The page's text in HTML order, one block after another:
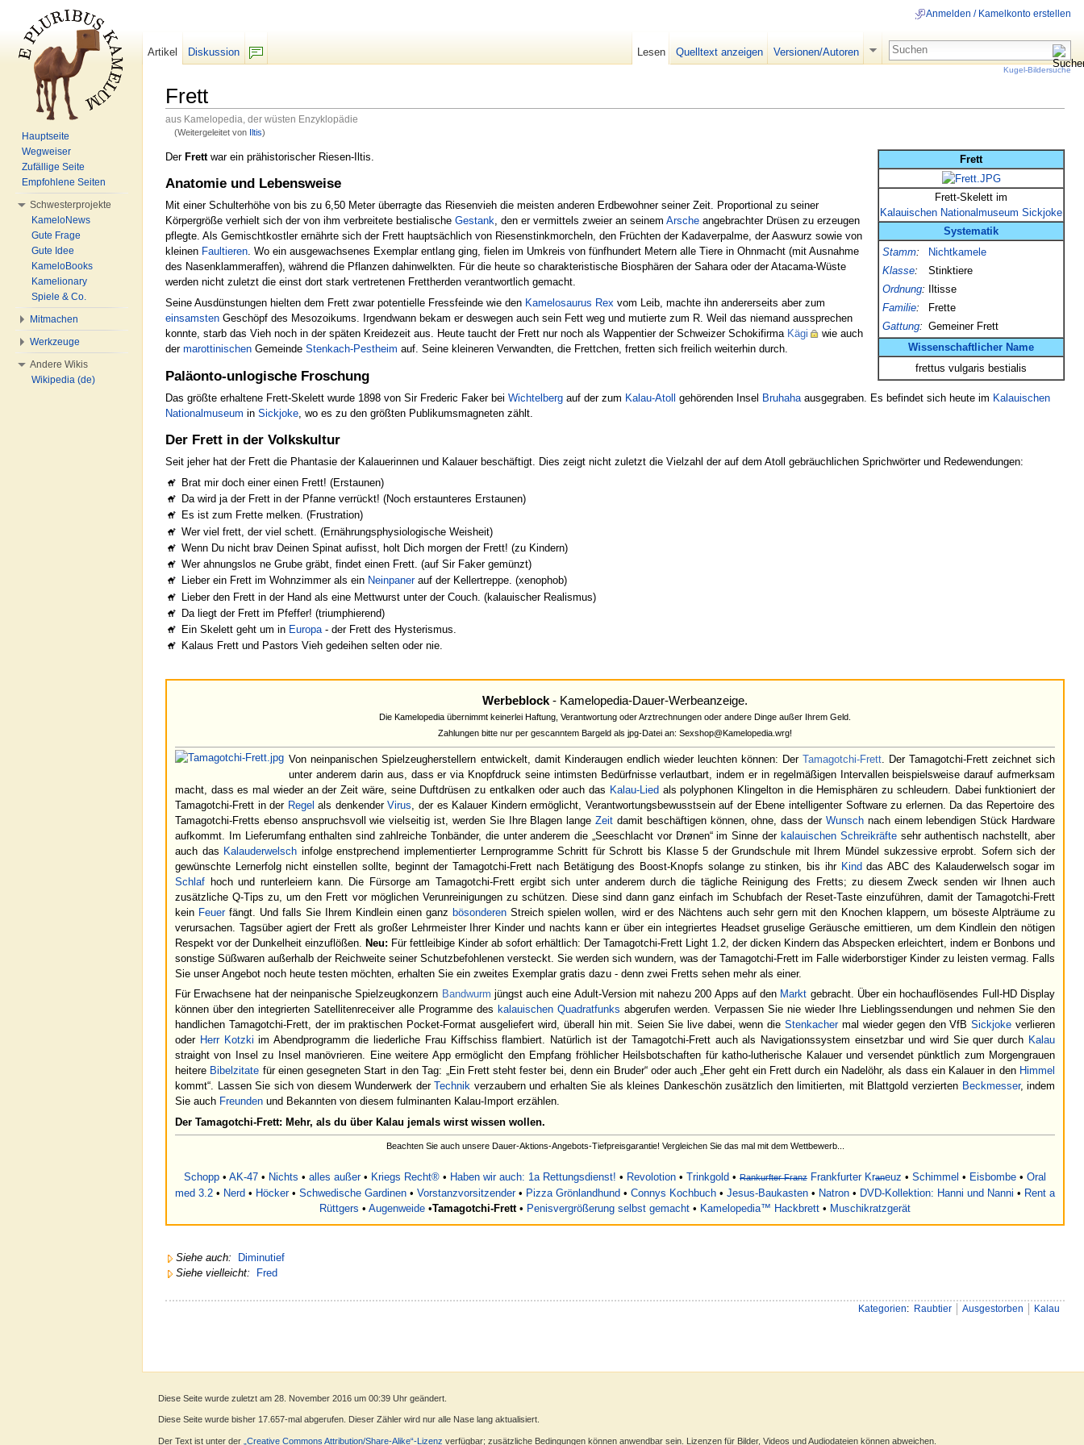
Frett
aus Kamelopedia, der wüsten Enzyklopädie
(Weitergeleitet von Iltis)
Frett
Frett-Skelett im
Kalauischen Nationalmuseum Sickjoke
Systematik
Stamm:
Nichtkamele
Klasse:
Stinktiere
Ordnung: Iltisse
Familie:
Frette
Gattung: Gemeiner Frett
Wissenschaftlicher Name
frettus vulgaris bestialis
Der Frettwar ein prähistorischer Riesen-Iltis.
Anatomie und Lebensweise
Mit einer Schulterhöhe von bis zu 6,50 Meter überragte das Riesenvieh die meisten anderen Erdbewohner seiner Zeit. Proportional zu seiner
Körpergröße verhielt sich der von ihm verbreitete bestialische Gestank, den er vermittels zweier an seinem Arsche angebrachter Drüsen zu erzeugen
pflegte. Als Gemischtkostler ernährte sich der Frett hauptsächlich von Riesenstinkmorcheln, den Früchten der Kadaverpalme, der Aaswurz sowie von
kleinen Faultieren. Wo ein ausgewachsenes Exemplar entlang ging, fielen im Umkreis von fünfhundert Metern alle Tiere in Ohnmacht (mit Ausnahme
des Nasenklammeraffen), während die Pflanzen dahinwelkten. Für die heute so charakteristische Biosphären der Sahara oder der Atacama-Wüste
werden nicht zuletzt die einst dort stark vertretenen Frettherden verantwortlich gemacht.
Seine Ausdünstungen hielten dem Frett zwar potentielle Fressfeinde wie den Kamelosaurus Rex vom Leib, machte ihn andererseits aber zum
einsamsten Geschöpf des Mesozoikums. Irgendwann bekam er deswegen auch sein Fett weg und mutierte zum R. Weil das niemand aussprechen
konnte, starb das Vieh noch in der späten Kreidezeit aus. Heute taucht der Frett nur noch als Wappentier der Schweizer Schokifirma Kägi
wie auch
der marottinischen Gemeinde Stenkach-Pestheim auf. Seine kleineren Verwandten, die Frettchen, fretten sich freilich weiterhin durch.
Paläonto-unlogische Froschung
Das größte erhaltene Frett-Skelett wurde 1898 von Sir Frederic Faker bei Wichtelberg auf der zum Kalau-Atoll gehörenden Insel Bruhaha ausgegraben. Es befindet sich heute im Kalauischen
Nationalmuseum in Sickjoke , wo es zu den größten Publikumsmagneten zählt.
Der Frett in der Volkskultur
Seit jeher hat der Frett die Phantasie der Kalauerinnen und Kalauer beschäftigt. Dies zeigt nicht zuletzt die Vielzahl der auf dem Atoll gebräuchlichen Sprichwörter und Redewendungen:
Brat mir doch einer einen Frett! (Erstaunen)
Da wird ja der Frett in der Pfanne verrückt! (Noch erstaunteres Erstaunen)
Es ist zum Frette melken. (Frustration)
Wer viel frett, der viel schett. (Ernährungsphysiologische Weisheit)
Wenn Du nicht brav Deinen Spinat aufisst, holt Dich morgen der Frett! (zu Kindern)
Wer ahnungslos ne Grube gräbt, findet einen Frett. (auf Sir Faker gemünzt)
Lieber ein Frett im Wohnzimmer als ein Neinpanerauf der Kellertreppe. (xenophob)
Lieber den Frett in der Hand als eine Mettwurst unter der Couch. (kalauischer Realismus)
Da liegt der Frett im Pfeffer! (triumphierend)
Ein Skelett geht um in Europa- der Frett des Hysterismus.
Kalaus Frett und Pastors Vieh gedeihen selten oder nie.
Werbeblock - Kamelopedia-Dauer-Werbeanzeige.
Die Kamelopedia übernimmt keinerlei Haftung, Verantwortung oder Arztrechnungen oder andere Dinge außer Ihrem Geld.
Zahlungen bitte nur per gescanntem Bargeld als jpg-Datei an: Sexshop@Kamelopedia.wrg!
Von neinpanischen Spielzeugherstellern entwickelt, damit Kinderaugen endlich wieder leuchten können: Der Tamagotchi-Frett. Der Tamagotchi-Frett zeichnet sich
unter anderem darin aus, dass er via Knopfdruck seine intimsten Bedürfnisse verlautbart, indem er in regelmäßigen Intervallen beispielsweise darauf aufmerksam
macht, dass es mal wieder an der Zeit wäre, seine Duftdrüsen zu entkalken oder auch das Kalau-Lied als polyphonen Klingelton in die Hemisphären zu schleudern. Dabei funktioniert der
Tamagotchi-Frett in der Regel als denkenderVirus , der es Kalauer Kindern ermöglicht, Verantwortungsbewusstsein auf der Ebene intelligenter Software zu erlernen. Da das Repertoire des
Tamagotchi-Fretts ebenso anspruchsvoll wie vielseitig ist, werden Sie Ihre Blagen langeZeit damit beschäftigen können, ohne, dass der Wunschnach einem lebendigen Stück Hardware
aufkommt. Im Lieferumfang enthalten sind zahlreiche Tonbänder, die unter anderem die „Seeschlacht vor Drønen“ im Sinne der kalauischen Schreikräftesehr authentisch nachstellt, aber
auch das Kalauderwelsch infolge enstprechend implementierter Lernprogramme Schritt für Schrott bis Klasse 5 der Grundschule mit Ihrem Mündel sukzessive erprobt. Sofern sich der
gewünschte Lernerfolg nicht einstellen sollte, beginnt der Tamagotchi-Frett nach Betätigung des Boost-Knopfs solange zu stinken, bis ihr Kind das ABC des Kalauderwelsch sogar im
Schlaf hoch und runterleiern kann. Die Fürsorge am Tamagotchi-Frett ergibt sich unter anderem durch die tägliche Reinigung des Fretts; zu diesem Zweck senden wir Ihnen auch
zusätzliche Q-Tips zu, um den Frett vor möglichen Verunreinigungen zu schützen. Diese sind dann ganz einfach im Schubfach der Reset-Taste einzuführen, damit der Tamagotchi-Frett
kein Feuerfängt. Und falls Sie Ihrem Kindlein einen ganz bösonderen Streich spielen wollen, wird er des Nächtens auch sehr gern mit den Knochen klappern, um böseste Alpträume zu
verursachen. Tagsüber agiert der Frett als großer Lehrmeister Ihrer Kinder und nachts kann er über ein integriertes Headset gruselige Geräusche emittieren, um dem Kindlein den nötigen
Respekt vor der Dunkelheit einzuflößen.
Neu: Für fettleibige Kinder ab sofort erhältlich: Der Tamagotchi-Frett Light 1.2, der dicken Kindern das Abspecken erleichtert, indem er Bonbons und
sonstige Süßwaren außerhalb der Reichweite seiner Schutzbefohlenen versteckt. Sie werden sich wundern, was der Tamagotchi-Frett im Falle widerborstiger Kinder zu leisten vermag. Falls
Sie unser Angebot noch heute testen möchten, erhalten Sie ein zweites Exemplar gratis dazu - denn zwei Fretts sehen mehr als einer.
Für Erwachsene hat der neinpanische Spielzeugkonzern Bandwurm jüngst auch eine Adult-Version mit nahezu 200 Apps auf den Markt gebracht. Über ein hochauflösendes Full-HD Display
können über den integrierten Satellitenreceiver alle Programme des kalauischen Quadratfunks abgerufen werden. Verpassen Sie nie wieder Ihre Lieblingssendungen und nehmen Sie den
handlichen Tamagotchi-Frett, der im praktischen Pocket-Format ausgeliefert wird, überall hin mit. Seien Sie live dabei, wenn dieStenkachermal wieder gegen den VfBSickjoke verlieren
oder Herr Kotzki im Abendprogramm die liederliche Frau Kiffschiss flambiert. Natürlich ist der Tamagotchi-Frett auch als Navigationssystem einsetzbar und wird Sie quer durch Kalau
straight von Insel zu Insel manövrieren. Eine weitere App ermöglicht den Empfang fröhlicher Heilsbotschaften für katho-lutherische Kalauer und versendet pünktlich zum Morgengrauen
heitere Bibelzitate für einen gesegneten Start in den Tag: „Ein Frett steht fester bei, denn ein Bruder“ oder auch „Eher geht ein Frett durch ein Nadelöhr, als dass ein Kalauer in den Himmel
kommt“. Lassen Sie sich von diesem Wunderwerk derTechnik verzaubern und erhalten Sie als kleines Dankeschön zusätzlich den limitierten, mit Blattgold verzierten Beckmesser, indem
Sie auch Freunden und Bekannten von diesem fulminanten Kalau-Import erzählen.
Der Tamagotchi-Frett: Mehr, als du über Kalau jemals wirst wissen wollen.
Beachten Sie auch unsere Dauer-Aktions-Angebots-Tiefpreisgarantie! Vergleichen Sie das mal mit dem Wettbewerb...
Schopp • AK-47 • Nichts • alles außer• Kriegs Recht® • Haben wir auch: 1a Rettungsdienst! • Revolotion • Trinkgold • Rankurfter Franz Frankfurter Kraneuz • Schimmel • Eisbombe • Oral
med 3.2 • Nerd • Höcker• Schwedische Gardinen • Vorstanzvorsitzender• Pizza Grönlandhund • Connys Kochbuch • Jesus-Baukasten • Natron • DVD-Kollektion: Hanni und Nanni • Rent a
Rüttgers • Augenweide •Tamagotchi-Frett• Penisvergrößerung selbst gemacht • Kamelopedia™ Hackbrett • Muschikratzgerät
Siehe auch:
Diminutief
Siehe vielleicht:
Fred
Kategorien: Raubtier Ausgestorben Kalau
Anmelden / Kamelkonto erstellen
Artikel
Diskussion
Lesen Quelltext anzeigen Versionen/Autoren
Kugel-Bildersuche
Hauptseite
Wegweiser
Zufällige Seite
Empfohlene Seiten
Schwesterprojekte
KameloNews
Gute Frage
Gute Idee
KameloBooks
Kamelionary
Spiele & Co.
Mitmachen
Werkzeuge
Andere Wikis
Wikipedia (de)
Diese Seite wurde zuletzt am 28. November 2016 um 00:39 Uhr geändert.
Diese Seite wurde bisher 17.657-mal abgerufen. Dieser Zähler wird nur alle Nase lang aktualisiert.
Der Text ist unter der „Creative Commons Attribution/Share-Alike“-Lizenz verfügbar; zusätzliche Bedingungen können anwendbar sein. Lizenzen für Bilder, Videos und Audiodateien können abweichen.